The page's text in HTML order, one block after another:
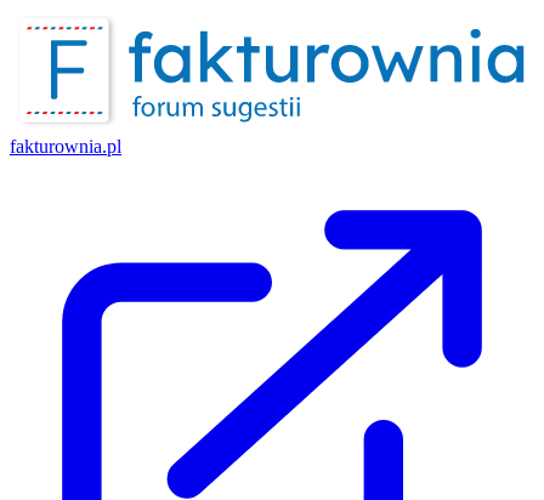
fakturownia.pl